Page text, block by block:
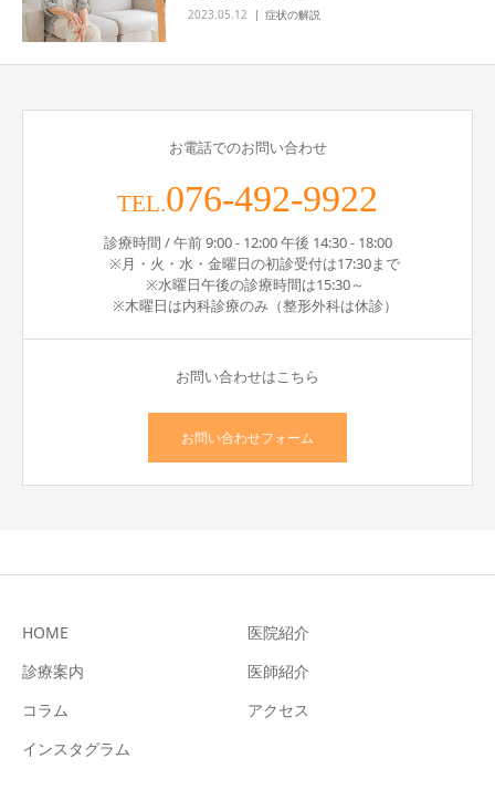
2023.05.12 症状の解説
お電話でのお問い合わせ
TEL.076-492-9922
診療時間 / 午前 9:00 - 12:00 午後 14:30 - 18:00
※月・火・水・金曜日の初診受付は17:30まで
※水曜日午後の診療時間は15:30～
※木曜日は内科診療のみ（整形外科は休診）
お問い合わせはこちら
お問い合わせフォーム
HOME
医院紹介
診療案内
医師紹介
コラム
アクセス
インスタグラム